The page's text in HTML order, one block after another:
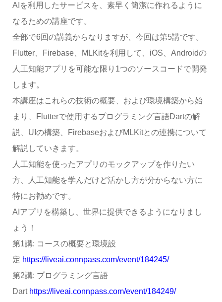
AIを利用したサービスを、素早く簡潔に作れるように
なるための講座です。
全部で6回の講義からなりますが、今回は第5講です。
Flutter、Firebase、MLKitを利用して、iOS、Androidの
人工知能アプリを可能な限り1つのソースコードで開発
します。
本講座はこれらの技術の概要、および環境構築から始
まり、Flutterで使用するプログラミング言語Dartの解
説、UIの構築、FirebaseおよびMLKitとの連携について
解説していきます。
人工知能を使ったアプリのモックアップを作りたい
方、人工知能を学んだけど活かし方が分からない方に
特にお勧めです。
AIアプリを構築し、世界に提供できるようになりまし
ょう！
第1講: コースの概要と環境設
定 https://liveai.connpass.com/event/184245/
第2講: プログラミング言語
Dart https://liveai.connpass.com/event/184249/